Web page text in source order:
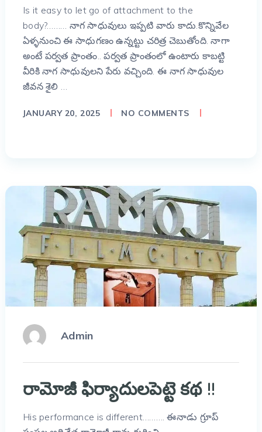
Is it easy to let go of attachment to the
body?……… నాగ సాధువులు ఇప్పటి వారు కాదు.కొన్నివేల
ఏళ్ళనుంచి ఈ సాధుగణం ఉన్నట్టు చరిత్ర చెబుతోంది. నాగా
అంటే పర్వత ప్రాంతం.. పర్వత ప్రాంతంలో ఉంటారు కాబట్టి
వీరికి నాగ సాధువులని పేరు వచ్చింది. ఈ నాగ సాధువుల
జీవన శైలి …
JANUARY 20, 2025 NO COMMENTS
Admin
రామోజీ ఫిర్యాదులపెట్టె కథ !!
His performance is different………. ఈనాడు గ్రూప్